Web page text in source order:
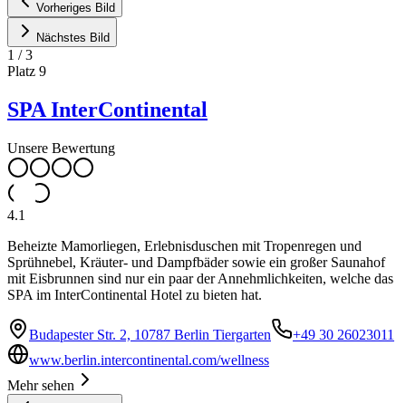
Vorheriges Bild
Nächstes Bild
1 /3
Platz 9
SPA InterContinental
Unsere Bewertung
4.1
Beheizte Mamorliegen, Erlebnisduschen mit Tropenregen und
Sprühnebel, Kräuter- und Dampfbäder sowie ein großer Saunahof
mit Eisbrunnen sind nur ein paar der Annehmlichkeiten, welche das
SPA im InterContinental Hotel zu bieten hat.
Budapester Str. 2, 10787 Berlin Tiergarten
+49 30 26023011
www.berlin.intercontinental.com/wellness
Mehr sehen